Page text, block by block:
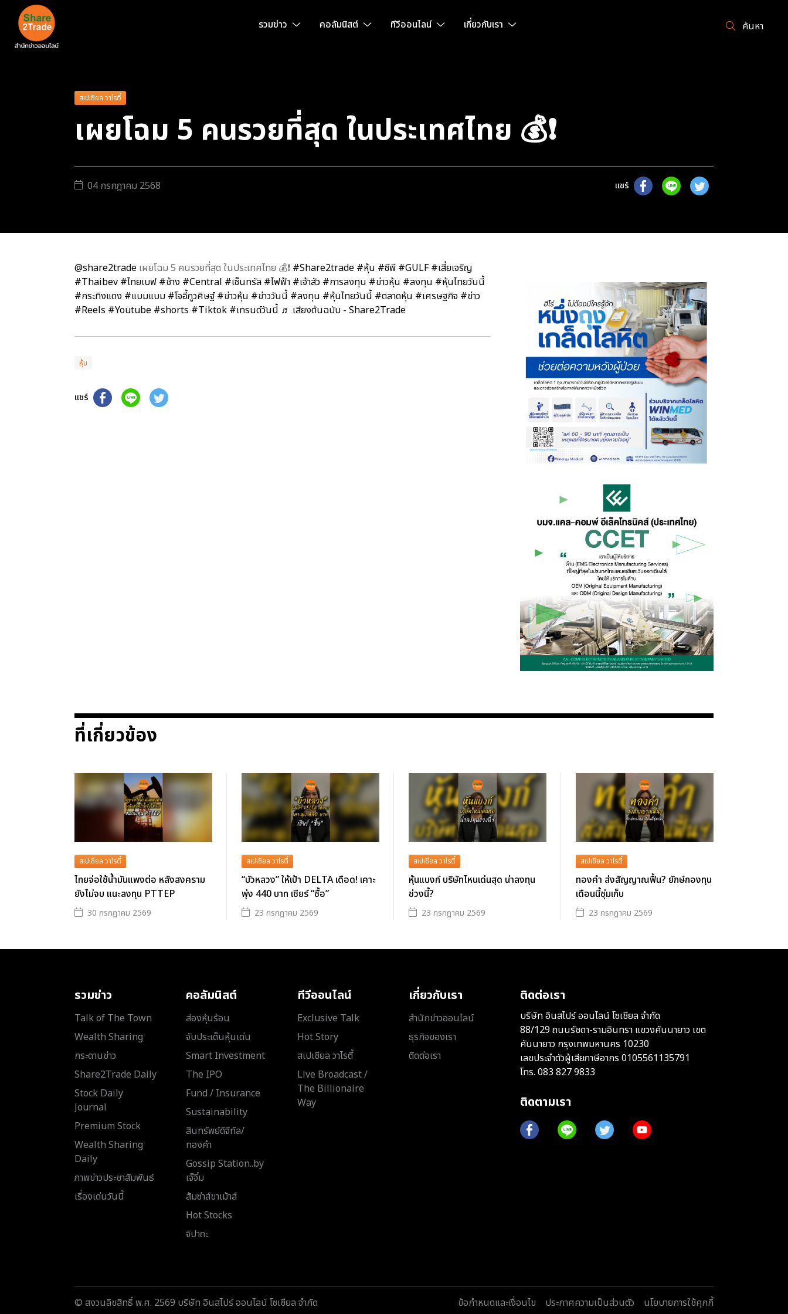
รวมข่าว คอลัมนิสต์ ทีวีออนไลน์ เกี่ยวกับเรา ค้นหา
สเปเชียล วาไรตี้
เผยโฉม 5 คนรวยที่สุด ในประเทศไทย 💰❗️
04 กรกฎาคม 2568 แชร์
@share2trade เผยโฉม 5 คนรวยที่สุด ในประเทศไทย 💰❗️ #Share2trade #หุ้น #ซีพี #GULF #เสี่ยเจริญ
#Thaibev #ไทยเบฟ #ช้าง #Central #เซ็นทรัล #ไฟฟ้า #เจ้าสัว #การลงทุน #ข่าวหุ้น #ลงทุน #หุ้นไทยวันนี้
#กระทิงแดง #แบมแบม #โจอี้ภูวศิษฐ์ #ข่าวหุ้น #ข่าววันนี้ #ลงทุน #หุ้นไทยวันนี้ #ตลาดหุ้น #เศรษฐกิจ #ข่าว
#Reels #Youtube #shorts #Tiktok #เทรนด์วันนี้ ♬ เสียงต้นฉบับ - Share2Trade
หุ้น
แชร์
ที่เกี่ยวข้อง
สเปเชียล วาไรตี้
ไทยจ่อใช้น้ำมันแพงต่อ หลังสงคราม
ยังไม่จบ แนะลงทุน PTTEP
30 กรกฎาคม 2569
สเปเชียล วาไรตี้
“บัวหลวง” ให้เป้า DELTA เดือด! เคาะ
พุ่ง 440 บาท เชียร์ “ซื้อ”
23 กรกฎาคม 2569
สเปเชียล วาไรตี้
หุ้นแบงก์ บริษัทไหนเด่นสุด น่าลงทุน
ช่วงนี้?
23 กรกฎาคม 2569
สเปเชียล วาไรตี้
ทองคำ ส่งสัญญาณฟื้น? ยักษ์กองทุน
เดือนนี้ซุ่มเก็บ
23 กรกฎาคม 2569
รวมข่าว
Talk of The Town
Wealth Sharing
กระดานข่าว
Share2Trade Daily
Stock Daily
Journal
Premium Stock
Wealth Sharing
Daily
ภาพข่าวประชาสัมพันธ์
เรื่องเด่นวันนี้
คอลัมนิสต์
ส่องหุ้นร้อน
จับประเด็นหุ้นเด่น
Smart Investment
The IPO
Fund / Insurance
Sustainability
สินทรัพย์ดิจิทัล/
ทองคำ
Gossip Station..by
เจ๊จิ๋ม
ส้มซ่าส์ขาเม้าส์
Hot Stocks
จิปาถะ
ทีวีออนไลน์
Exclusive Talk
Hot Story
สเปเชียล วาไรตี้
Live Broadcast /
The Billionaire
Way
เกี่ยวกับเรา
สำนักข่าวออนไลน์
ธุรกิจของเรา
ติดต่อเรา
ติดต่อเรา
บริษัท อินสไปร์ ออนไลน์ โซเชียล จำกัด
88/129 ถนนรัชดา-รามอินทรา แขวงคันนายาว เขต
คันนายาว กรุงเทพมหานคร 10230
เลขประจำตัวผู้เสียภาษีอากร 0105561135791
โทร. 083 827 9833
ติดตามเรา
© สงวนลิขสิทธิ์ พ.ศ. 2569 บริษัท อินสไปร์ ออนไลน์ โซเชียล จำกัด ข้อกำหนดและเงื่อนไข ประกาศความเป็นส่วนตัว นโยบายการใช้คุกกี้